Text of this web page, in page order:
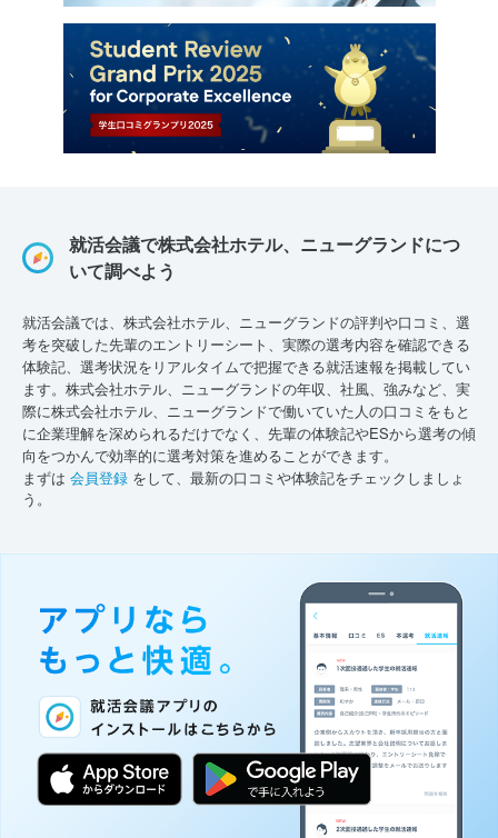
就活会議で株式会社ホテル、ニューグランドにつ
いて調べよう
就活会議では、株式会社ホテル、ニューグランドの評判や口コミ、選
考を突破した先輩のエントリーシート、実際の選考内容を確認できる
体験記、選考状況をリアルタイムで把握できる就活速報を掲載してい
ます。株式会社ホテル、ニューグランドの年収、社風、強みなど、実
際に株式会社ホテル、ニューグランドで働いていた人の口コミをもと
に企業理解を深められるだけでなく、先輩の体験記やESから選考の傾
向をつかんで効率的に選考対策を進めることができます。
まずは 会員登録 をして、最新の口コミや体験記をチェックしましょ
う。